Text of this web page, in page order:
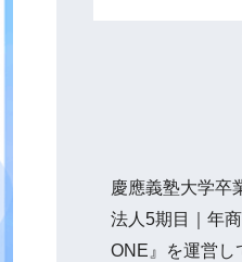
慶應義塾大学卒
法人5期目｜年
ONE』を運営し